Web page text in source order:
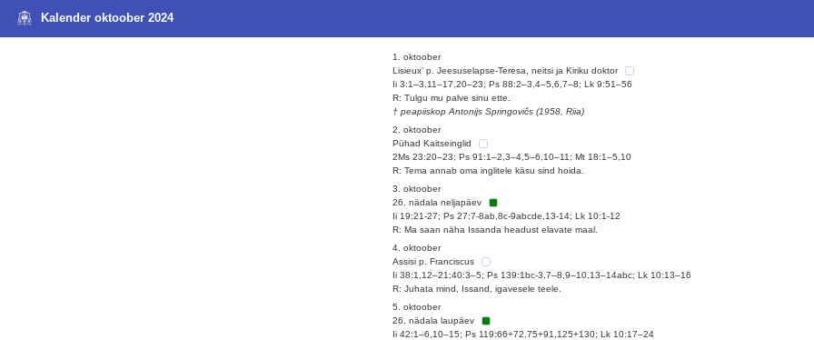
Kalender oktoober 2024
1. oktoober
Lisieux’ p. Jeesuselapse-Teresa, neitsi ja Kiriku doktor
Ii 3:1–3,11–17,20–23; Ps 88:2–3,4–5,6,7–8; Lk 9:51–56
R: Tulgu mu palve sinu ette.
† peapiiskop Antonijs Springovičs (1958, Riia)
2. oktoober
Pühad Kaitseinglid
2Ms 23:20–23; Ps 91:1–2,3–4,5–6,10–11; Mt 18:1–5,10
R: Tema annab oma inglitele käsu sind hoida.
3. oktoober
26. nädala neljapäev
Ii 19:21-27; Ps 27:7-8ab,8c-9abcde,13-14; Lk 10:1-12
R: Ma saan näha Issanda headust elavate maal.
4. oktoober
Assisi p. Franciscus
Ii 38:1,12–21;40:3–5; Ps 139:1bc-3,7–8,9–10,13–14abc; Lk 10:13–16
R: Juhata mind, Issand, igavesele teele.
5. oktoober
26. nädala laupäev
Ii 42:1–6,10–15; Ps 119:66+72,75+91,125+130; Lk 10:17–24